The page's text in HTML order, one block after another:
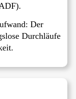
Der
Durchläufe